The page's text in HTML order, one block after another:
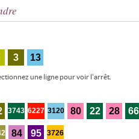
3 13
une ligne pour voir l'arrêt.
3743 6227 3120 80 22 28 66
84 95 3726